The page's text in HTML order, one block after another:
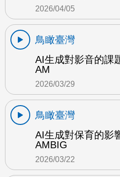
2026/04/05
鳥瞰臺灣
AI生成對影音的課
AM
2026/03/29
鳥瞰臺灣
AI生成對保育的影
AMBIG
2026/03/22